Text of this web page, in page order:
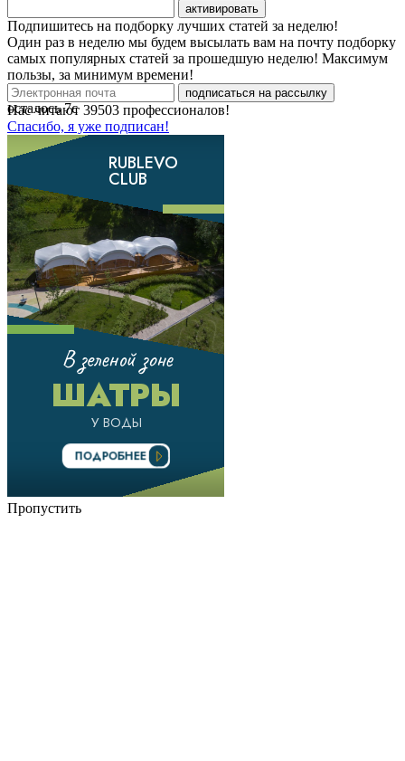
активировать
Подпишитесь на подборку лучших статей за неделю!
Один раз в неделю мы будем высылать вам на почту подборку
самых популярных статей за прошедшую неделю! Максимум
пользы, за минимум времени!
подписаться на рассылку
Нас читают 39503 профессионалов!
Спасибо, я уже подписан!
осталось7с
Пропустить